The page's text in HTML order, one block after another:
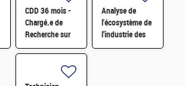
systèmes – H/F
- Saclay
CDD 36 mois -
Chargé.e de
Recherche sur
les carburants
durables H/F
Analyse de
l'écosystème de
l'industrie des
batteries en